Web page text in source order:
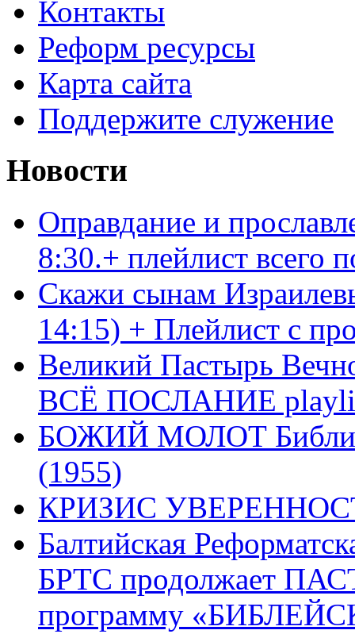
Контакты
Реформ ресурсы
Карта сайта
Поддержите служение
Новости
Оправдание и
8:30.+ плейлист
Скажи сынам
14:15) + Плейлист с
Великий Пастырь
ВСЁ ПОСЛАНИЕ
БОЖИЙ МОЛОТ Библия
(1955)
КРИЗИС
Балтийская
БРТС продолжает
программу